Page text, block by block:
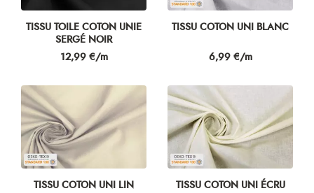
TISSU TOILE COTON UNIE
SERGÉ NOIR
Prix
12,99 €/m
TISSU COTON UNI BLANC
Prix
6,99 €/m
TISSU COTON UNI LIN
TISSU COTON UNI ÉCRU